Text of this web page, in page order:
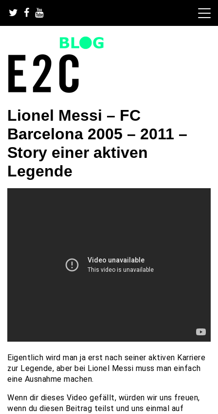
content
GRATIS Fußballübungen,
Fußballtraining und
Fußballsoftware
Fußballtraining | Fußball Training App | Team Organisation
App | Fußballsoftware | JETZT STARTEN.
Lionel Messi – FC
Barcelona 2005 – 2011 –
Story einer aktiven
Legende
Eigentlich wird man ja erst nach seiner aktiven Karriere
zur Legende, aber bei Lionel Messi muss man einfach
eine Ausnahme machen.
Wenn dir dieses Video gefällt, würden wir uns freuen,
wenn du diesen Beitrag teilst und uns einmal auf